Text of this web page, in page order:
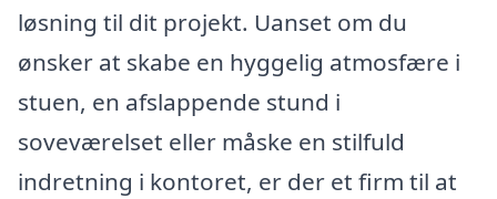
løsning til dit projekt. Uanset om du
ønsker at skabe en hyggelig atmosfære i
stuen, en afslappende stund i
soveværelset eller måske en stilfuld
indretning i kontoret, er der et firm til at